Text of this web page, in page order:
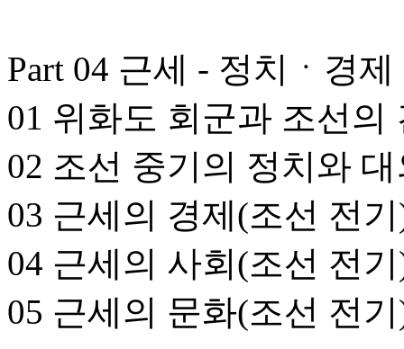
Part 04 근세 - 정치ㆍ경
01 위화도 회군과 조선의
02 조선 중기의 정치와
03 근세의 경제(조선 전
04 근세의 사회(조선 전
05 근세의 문화(조선 전